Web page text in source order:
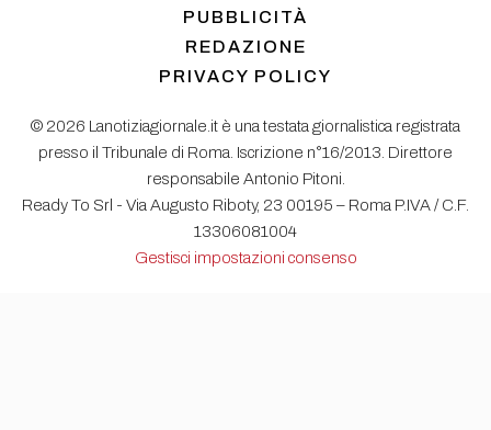
PUBBLICITÀ
REDAZIONE
PRIVACY POLICY
© 2026 Lanotiziagiornale.it è una testata giornalistica registrata
presso il Tribunale di Roma. Iscrizione n°16/2013. Direttore
responsabile Antonio Pitoni.
Ready To Srl - Via Augusto Riboty, 23 00195 – Roma P.IVA / C.F.
13306081004
Gestisci impostazioni consenso